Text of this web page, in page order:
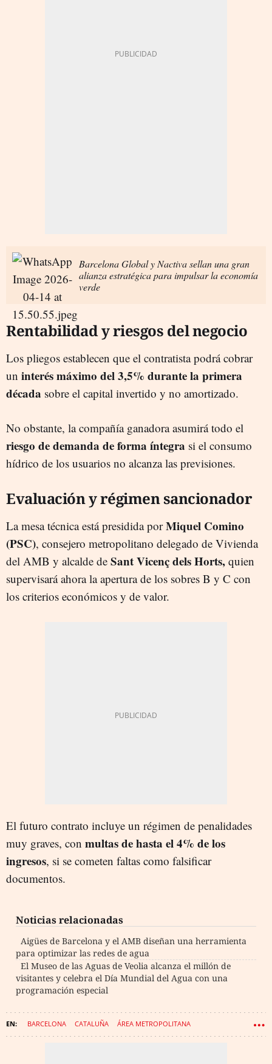
Barcelona Global y Nactiva sellan una gran
alianza estratégica para impulsar la economía
verde
Rentabilidad y riesgos del negocio
Los pliegos establecen que el contratista podrá cobrar
un interés máximo del 3,5% durante la primera
década sobre el capital invertido y no amortizado.
No obstante, la compañía ganadora asumirá todo el
riesgo de demanda de forma íntegra si el consumo
hídrico de los usuarios no alcanza las previsiones.
Evaluación y régimen sancionador
La mesa técnica está presidida porMiquel Comino
(PSC), consejero metropolitano delegado de Vivienda
del AMB y alcalde de Sant Vicenç dels Horts, quien
supervisará ahora la apertura de los sobres B y C con
los criterios económicos y de valor.
El futuro contrato incluye un régimen de penalidades
muy graves, con multas de hasta el 4% de los
ingresos, si se cometen faltas como falsificar
documentos.
Noticias relacionadas
Aigües de Barcelona y el AMB diseñan una herramienta
para optimizar las redes de agua
El Museo de las Aguas de Veolia alcanza el millón de
visitantes y celebra el Día Mundial del Agua con una
programación especial
BARCELONA CATALUÑA ÁREA METROPOLITANA